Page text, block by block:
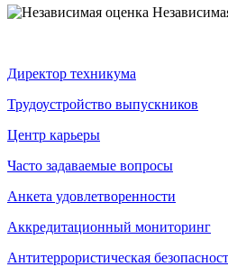
Директор техникума
Трудоустройство выпускников
Центр карьеры
Часто задаваемые вопросы
Анкета удовлетворенности
Аккредитационный мониторинг
Антитеррористическая